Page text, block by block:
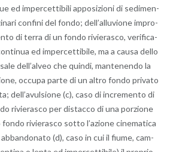
ed im­per­cet­ti­bi­li ap­po­si­zio­ni di se­di­men­
con­fi­ni del fondo; del­l’al­lu­vio­ne im­pro­
di terra di un fondo ri­vie­ra­sco, ve­ri­fi­ca­
ed im­per­cet­ti­bi­le, ma a causa dello
del­l’al­veo che quin­di, man­te­nen­do la
oc­cu­pa parte di un altro fondo pri­va­to
del­l’a­vul­sio­ne (c), caso di in­cre­men­to di
ri­vie­ra­sco per di­stac­co di una por­zio­ne
ri­vie­ra­sco sotto l’a­zio­ne ci­ne­ma­ti­ca
(d), caso in cui il fiume, cam­